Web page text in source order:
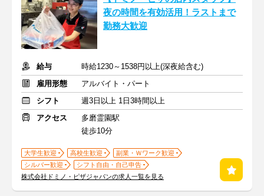
夜の時間を有効活用！ラストまで
勤務大歓迎
給与
時給1230～1538円以上(深夜給含む)
雇用形態
アルバイト・パート
シフト
週3日以上 1日3時間以上
アクセス
多磨霊園駅
徒歩10分
大学生歓迎 高校生歓迎
副業・Ｗワーク歓迎
シルバー歓迎
シフト自由・自己申告
株式会社ドミノ・ピザジャパンの求人一覧を見る